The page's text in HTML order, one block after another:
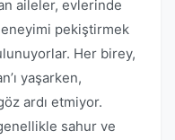
aileler, evlerinde
pekiştirmek
Her birey,
yaşarken,
ardı etmiyor.
sahur ve